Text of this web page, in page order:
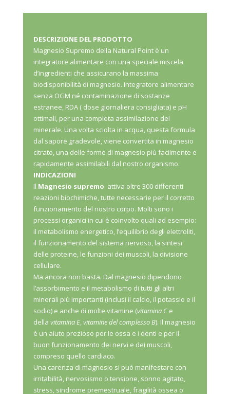
DESCRIZIONE DEL PRODOTTO
Magnesio Supremo della Natural Point è un
integratore alimentare con una speciale miscela
d’ingredienti che assicurano la massima
biodisponibilità di magnesio. Integratore alimentare
senza OGM né contaminazione di sostanze
estranee, RDA ( dose giornaliera consigliata) e pH
ottimali, per una completa assimilazione del
minerale. Una volta sciolta in acqua, questa formula
dal sapore gradevole, viene convertita in magnesio
citrato, una delle forme di magnesio più facilmente e
rapidamente assimilabili dal nostro organismo.
INDICAZIONI
Il Magnesio supremo attiva oltre 300 differenti
reazioni biochimiche, tutte necessarie per il corretto
funzionamento del nostro corpo. Molti sono i
processi organici in cui è coinvolto quali ad esempio:
il metabolismo energetico, l’equilibrio degli elettroliti,
il funzionamento del sistema nervoso, la sintesi
delle proteine, le funzioni dei muscoli, la divisione
cellulare.
Ma ancora non basta. Dal magnesio dipendono
l’assorbimento e il metabolismo di tutti gli altri
minerali più importanti (inclusi il calcio, il potassio e il
sodio) e anche di molte vitamine (vitamina Ce
della vitamina E,vitamine del complesso B). Il magnesio
è un aiuto prezioso per le ossa e i denti e per il
buon funzionamento dei nervi e dei muscoli,
compreso quello cardiaco.
Una carenza di magnesio si può manifestare con
irritabilità, nervosismo o tensione, sonno agitato,
stress, sindrome premestruale, fragilità ossea o